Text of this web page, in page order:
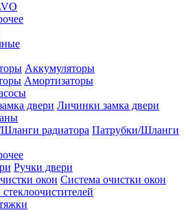
Аккумуляторы
Амортизаторы
Личинки замка двери
Патрубки/Шланги
Ручки двери
Система очистки окон